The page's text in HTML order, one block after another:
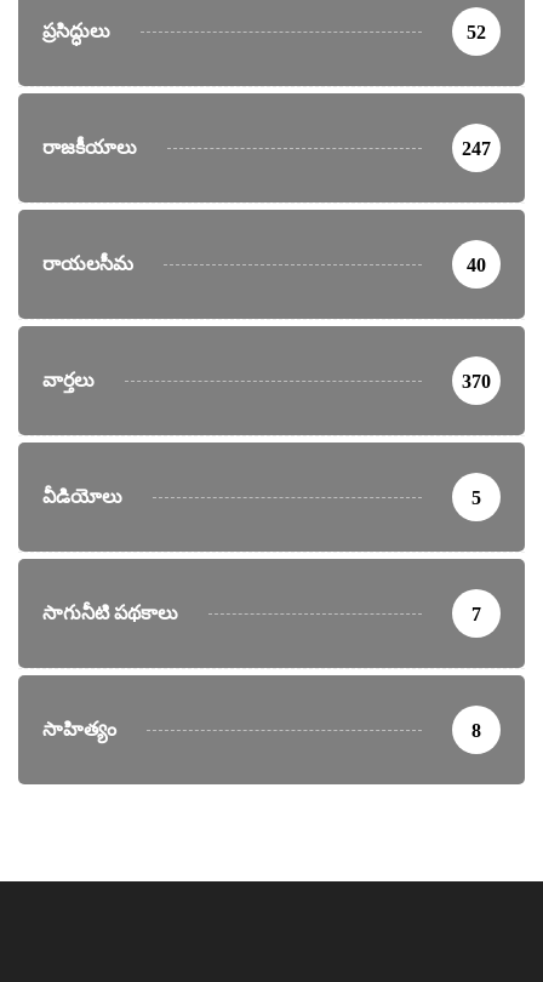
ప్రసిద్ధులు 52
రాజకీయాలు 247
రాయలసీమ 40
వార్తలు 370
వీడియోలు 5
సాగునీటి పథకాలు 7
సాహిత్యం 8